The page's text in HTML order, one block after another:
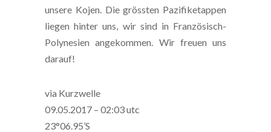
unsere Kojen. Die grössten Pazifiketappen
liegen hinter uns, wir sind in Französisch-
Polynesien angekommen. Wir freuen uns
darauf!
via Kurzwelle
09.05.2017 – 02:03 utc
23°06.95’S